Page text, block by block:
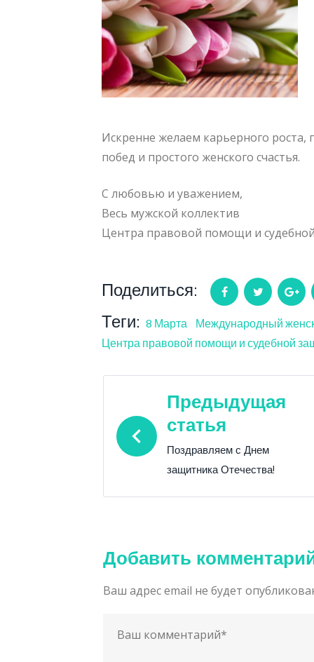
Искренне желаем карьерного
побед и простого женского счастья.
С любовью и уважением,
Весь мужской коллектив
Центра правовой помощи и
Поделиться: Facebook Twitter
Теги: 8 Марта Международный
Центра правовой помощи и судебной
Навигация
по
записям
Предыдущая
статья
Поздравляем с Днем
защитника Отечества!
Добавить
Ваш адрес email не будет